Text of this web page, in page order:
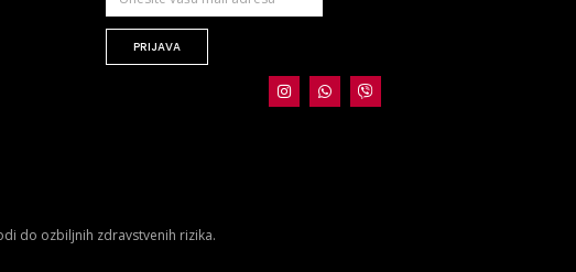
PRIJAVA
do ozbiljnih zdravstvenih rizika.